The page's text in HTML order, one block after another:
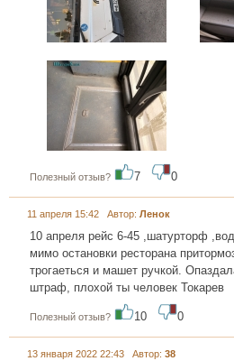
Полезный отзыв? 7 0
11 апреля 15:42 Автор: Ленок
10 апреля рейс 6-45 ,шатурторф
мимо остановки ресторана
трогаеться и машет ручкой.
штраф, плохой ты человек Токарев
Полезный отзыв? 10 0
13 января 2022 22:43 Автор: 38